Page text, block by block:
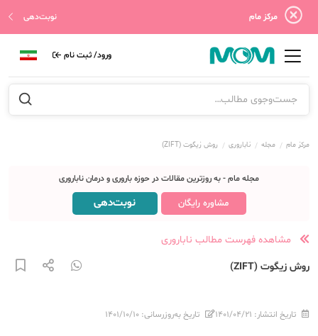
مرکز مام نوبت‌دهی
ورود/ ثبت نام
مرکز مام مجله ناباروری روش زیگوت (ZIFT)
مجله مام - به روزترین مقالات در حوزه باروری و درمان ناباروری
مشاوره رایگان نوبت‌دهی
مشاهده فهرست مطالب ناباروری
روش زیگوت (ZIFT)
تاریخ انتشار: ۱۴۰۱/۰۴/۲۱ تاریخ به‌روزرسانی: ۱۴۰۱/۱۰/۱۰